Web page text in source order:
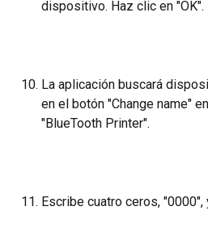
dispositivo. Haz clic en "OK".
La aplicación buscará
en el botón "Change name"
"BlueTooth Printer".
Escribe cuatro ceros, "0000",